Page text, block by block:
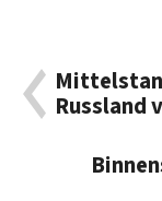
Russland